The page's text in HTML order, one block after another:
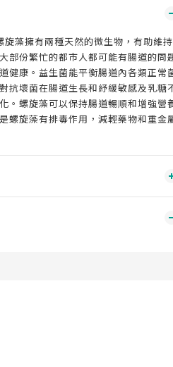
旋藻擁有兩種天然的微生物，有助維
部份繁忙的都市人都可能有腸道的問
健康。益生菌能平衡腸道內各類正常
抗壞菌在腸道生長和紓緩敏感及乳糖
。螺旋藻可以保持腸道暢順和增強營
螺旋藻有排毒作用，減輕藥物和重金